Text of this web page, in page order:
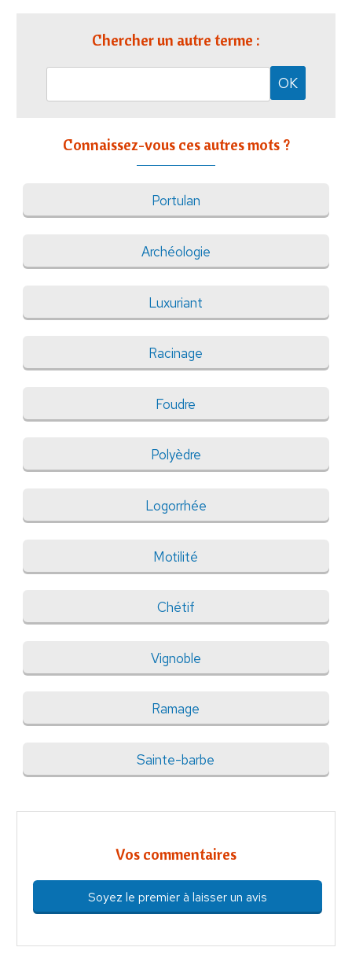
Chercher un autre terme :
Connaissez-vous ces autres mots ?
Portulan
Archéologie
Luxuriant
Racinage
Foudre
Polyèdre
Logorrhée
Motilité
Chétif
Vignoble
Ramage
Sainte-barbe
Vos commentaires
Soyez le premier à laisser un avis